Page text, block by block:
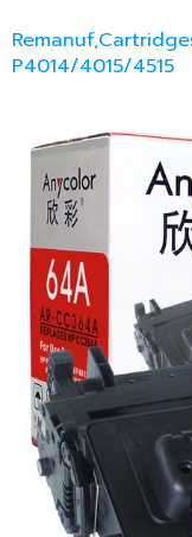
P4014/4015/4515